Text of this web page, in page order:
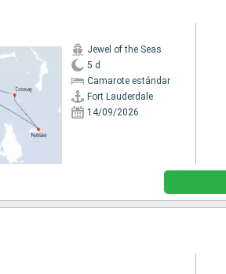
Jewel of the Seas
5 d
Camarote estándar
Fort Lauderdale
14/09/2026